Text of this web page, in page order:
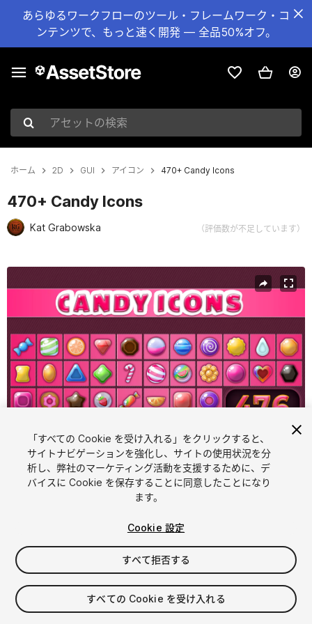
あらゆるワークフローのツール・フレームワーク・コ
ンテンツで、もっと速く開発 — 全品50%オフ。
アセットの検索
ホーム 2D GUI アイコン 470+ Candy Icons
470+ Candy Icons
Kat Grabowska （評価数が不足しています）
1 /2
$6.99
消費税は決済時に計算されます
「すべての Cookie を受け入れる」をクリックすると、
サイトナビゲーションを強化し、サイトの使用状況を分
析し、弊社のマーケティング活動を支援するために、デ
バイスに Cookie を保存することに同意したことになり
ます。
Cookie 設定
すべて拒否する
すべての Cookie を受け入れる